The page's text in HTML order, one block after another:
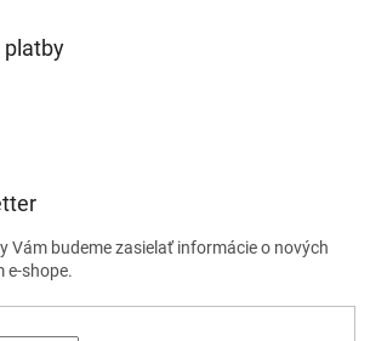
platby
Vám budeme zasielať informácie o nových
e-shope.